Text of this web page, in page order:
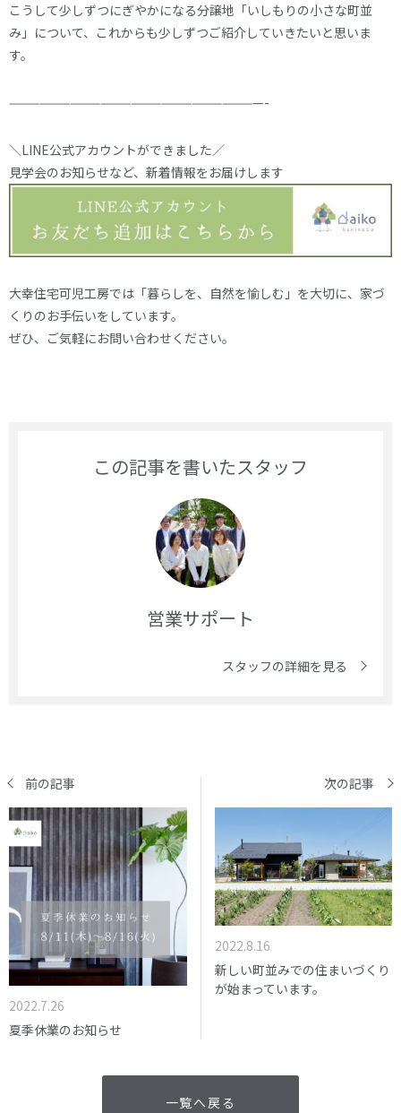
こうして少しずつにぎやかになる分譲地「いしもりの小さな町並
み」について、これからも少しずつご紹介していきたいと思いま
す。
—————————————————————————-
＼LINE公式アカウントができました／
見学会のお知らせなど、新着情報をお届けします
大幸住宅可児工房では「暮らしを、自然を愉しむ」を大切に、家づ
くりのお手伝いをしています。
ぜひ、ご気軽にお問い合わせください。
この記事を書いたスタッフ
営業サポート
スタッフの詳細を見る
前の記事
2022.7.26
夏季休業のお知らせ
次の記事
2022.8.16
新しい町並みでの住まいづくり
が始まっています。
一覧へ戻る